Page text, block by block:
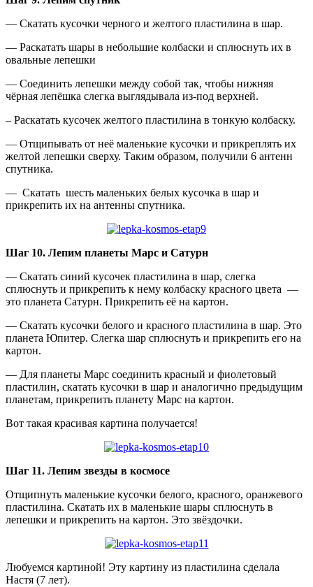
— Скатать кусочки черного и желтого пластилина в шар.
— Раскатать шары в небольшие колбаски и сплюснуть их в
овальные лепешки
— Соединить лепешки между собой так, чтобы нижняя
чёрная лепёшка слегка выглядывала из-под верхней.
– Раскатать кусочек желтого пластилина в тонкую колбаску.
— Отщипывать от неё маленькие кусочки и прикреплять их
желтой лепешки сверху. Таким образом, получили 6 антенн
спутника.
— Скатать шесть маленьких белых кусочка в шар и
прикрепить их на антенны спутника.
Шаг 10. Лепим планеты Марс и Сатурн
— Скатать синий кусочек пластилина в шар, слегка
сплюснуть и прикрепить к нему колбаску красного цвета —
это планета Сатурн. Прикрепить её на картон.
— Скатать кусочки белого и красного пластилина в шар. Это
планета Юпитер. Слегка шар сплюснуть и прикрепить его на
картон.
— Для планеты Марс соединить красный и фиолетовый
пластилин, скатать кусочки в шар и аналогично предыдущим
планетам, прикрепить планету Марс на картон.
Вот такая красивая картина получается!
Шаг 11. Лепим звезды в космосе
Отщипнуть маленькие кусочки белого, красного, оранжевого
пластилина. Скатать их в маленькие шары сплюснуть в
лепешки и прикрепить на картон. Это звёздочки.
Любуемся картиной! Эту картину из пластилина сделала
Настя (7 лет).